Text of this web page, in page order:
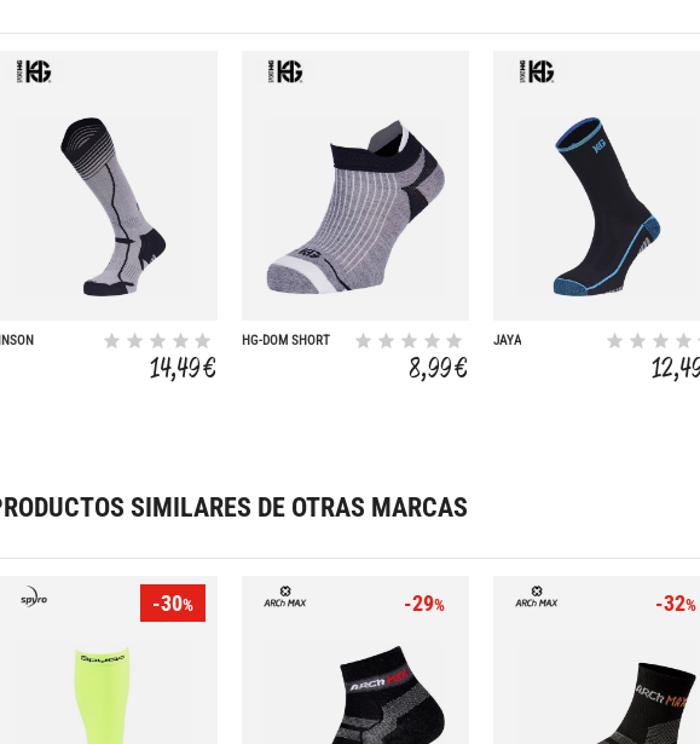
14,49 €
HG-DOM SHORT
8,99 €
JAYA
SIMILARES DE OTRAS MARCAS
-30% -29% -32%